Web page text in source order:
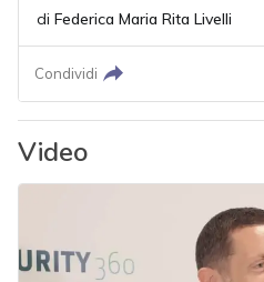
di Federica Maria Rita Livelli
Condividi
Video